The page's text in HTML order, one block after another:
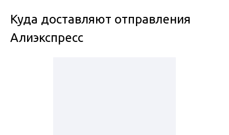
Куда доставляют отправления
Алиэкспресс